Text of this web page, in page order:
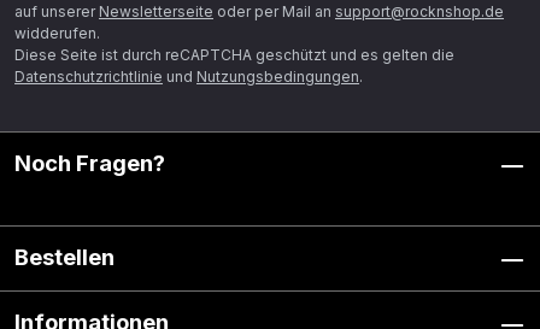
auf unserer Newsletterseite oder per Mail an support@rocknshop.de
widderufen.
Diese Seite ist durch reCAPTCHA geschützt und es gelten die
Datenschutzrichtlinie und Nutzungsbedingungen.
Noch Fragen?
Bestellen
Informationen